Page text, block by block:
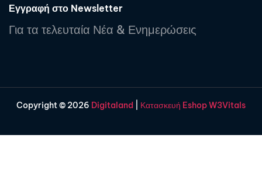
Εγγραφή στο Newsletter
Για τα τελευταία Νέα & Ενημερώσεις
Copyright © 2026 Digitaland Κατασκευή Eshop W3Vitals